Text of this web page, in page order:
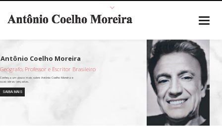
Geógrafo, Professor e Escritor Brasileiro
SAIBA MAIS